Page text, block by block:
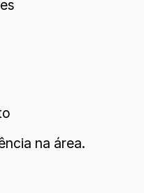
na área.